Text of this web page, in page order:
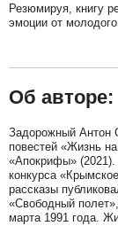
Резюмируя, книгу
эмоции от молодого
Об авторе:
Задорожный Антон
повестей «Жизнь
«Апокрифы» (2021).
конкурса
рассказы
«Свободный
марта 1991 года.